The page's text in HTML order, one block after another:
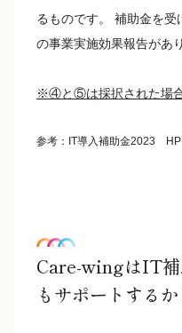
るものです。 補助金を受
の事業実施効果報告があ
※④と⑤は採択された場
参考：IT導入補助金2023 HP
Care-wingはIT補
もサポートする